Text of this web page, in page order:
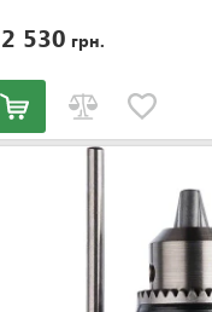
2 530 грн.